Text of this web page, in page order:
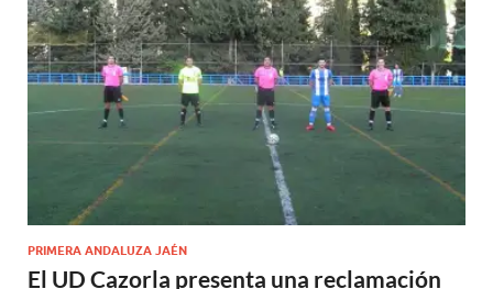
PRIMERA ANDALUZA JAÉN
El UD Cazorla presenta una reclamación